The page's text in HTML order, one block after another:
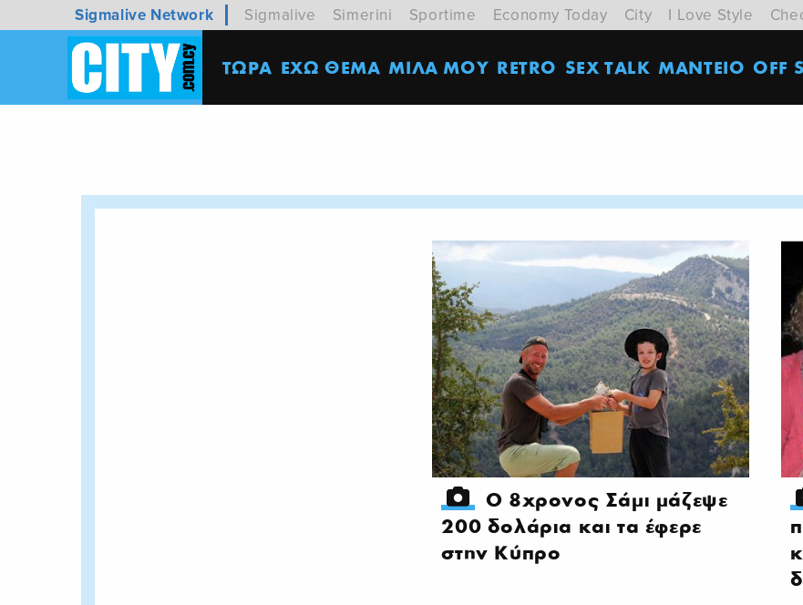
Sigmalive Network Sigmalive Simerini Sportime Economy Today City I Love Style
ΤΩΡΑ ΕΧΩ ΘΕΜΑ MΙΛΑ ΜΟΥ RETRO SEX TALK ΜΑΝΤΕΙΟ OFF
Ο 8χρονος Σάμι μάζεψε
200 δολάρια και τα έφερε
στην Κύπρο